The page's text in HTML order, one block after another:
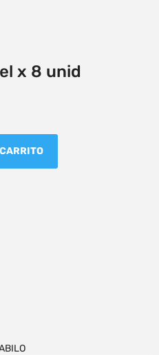
x 8 unid